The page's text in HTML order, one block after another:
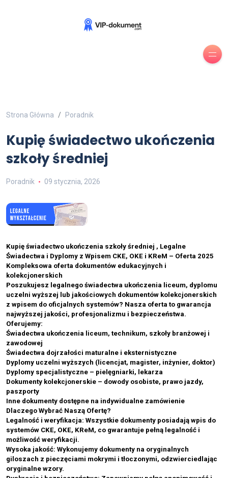
Strona Główna Poradnik
Kupię świadectwo ukończenia
szkoły średniej
Poradnik 09 stycznia, 2026
Kupię świadectwo ukończenia szkoły średniej , Legalne
Świadectwa i Dyplomy z Wpisem CKE, OKE i KReM – Oferta 2025
Kompleksowa oferta dokumentów edukacyjnych i
kolekcjonerskich
Poszukujesz legalnego świadectwa ukończenia liceum, dyplomu
uczelni wyższej lub jakościowych dokumentów kolekcjonerskich
z wpisem do oficjalnych systemów? Nasza oferta to gwarancja
najwyższej jakości, profesjonalizmu i bezpieczeństwa.
Oferujemy:
Świadectwa ukończenia liceum, technikum, szkoły branżowej i
zawodowej
Świadectwa dojrzałości maturalne i eksternistyczne
Dyplomy uczelni wyższych (licencjat, magister, inżynier, doktor)
Dyplomy specjalistyczne – pielęgniarki, lekarza
Dokumenty kolekcjonerskie – dowody osobiste, prawo jazdy,
paszporty
Inne dokumenty dostępne na indywidualne zamówienie
Dlaczego Wybrać Naszą Ofertę?
Legalność i weryfikacja: Wszystkie dokumenty posiadają wpis do
systemów CKE, OKE, KReM, co gwarantuje pełną legalność i
możliwość weryfikacji.
Wysoka jakość: Wykonujemy dokumenty na oryginalnych
giloszach z pieczęciami mokrymi i tłoczonymi, odzwierciedlając
oryginalne wzory.